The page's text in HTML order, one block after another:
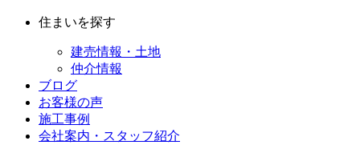
住まいを探す
建売情報・土地
仲介情報
ブログ
お客様の声
施工事例
会社案内・スタッフ紹介